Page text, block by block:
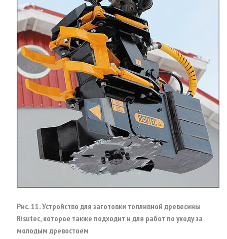
Рис. 11. Устройство для заготовки топливной древесины
Risutec, которое также подходит и для работ по уходу за
молодым древостоем